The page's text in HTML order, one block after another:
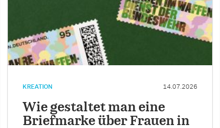
KREATION 14.07.2026
Wie gestaltet man eine
Briefmarke über Frauen in